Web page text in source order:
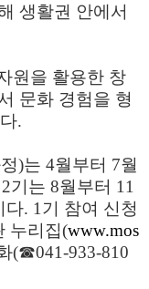
생활권 안에서
원을 활용한 창
문화 경험을 형
.
)는 4월부터 7월
기는 8월부터 11
다. 1 기 참여 신청
누리집(www.mos
(☎041-933-810